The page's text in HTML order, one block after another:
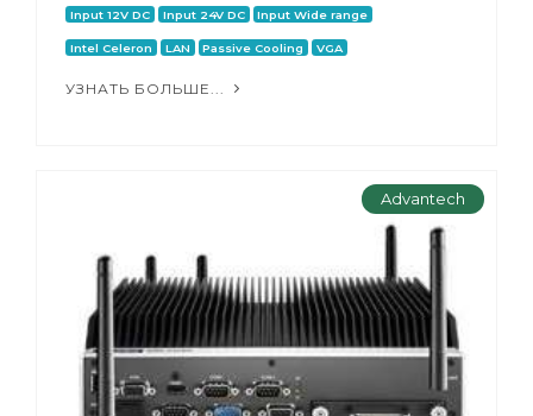
Input 12V DC Input 24V DC Input Wide range
Intel Celeron LAN Passive Cooling VGA
УЗНАТЬ БОЛЬШЕ...
Advantech